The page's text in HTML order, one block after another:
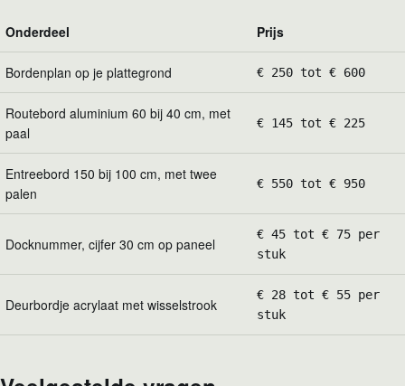
Onderdeel Prijs
Bordenplan op je plattegrond € 250 tot € 600
Routebord aluminium 60 bij 40 cm, met
paal
€ 145 tot € 225
Entreebord 150 bij 100 cm, met twee
palen
€ 550 tot € 950
Docknummer, cijfer 30 cm op paneel
€ 45 tot € 75 per
stuk
Deurbordje acrylaat met wisselstrook
€ 28 tot € 55 per
stuk